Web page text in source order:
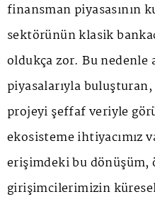
finansman piyasasının
sektörünün klasik
oldukça zor. Bu
piyasalarıyla
projeyi şeffaf veriyle
ekosisteme ihtiyacımız
erişimdeki bu
girişimcilerimizin